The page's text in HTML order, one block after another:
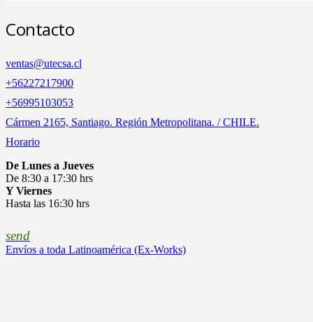
Contacto
ventas@utecsa.cl
+56227217900
‎+56995103053
Cármen 2165, Santiago. Región Metropolitana. / CHILE.
Horario
De Lunes a Jueves
De 8:30 a 17:30 hrs
Y Viernes
Hasta las 16:30 hrs
send
Envíos a toda Latinoamérica (Ex-Works)